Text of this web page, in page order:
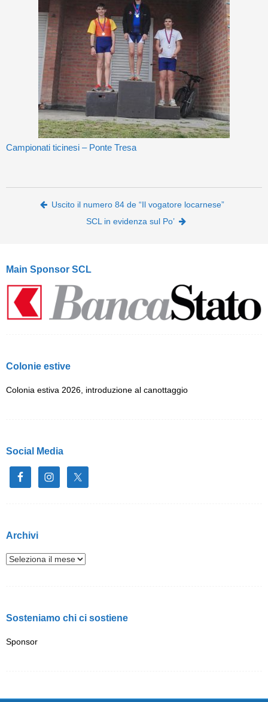
Campionati ticinesi – Ponte Tresa
Post navigation
Uscito il numero 84 de “Il vogatore locarnese”
SCL in evidenza sul Po’
Main Sponsor SCL
Colonie estive
Colonia estiva 2026, introduzione al canottaggio
Social Media
Archivi
Sosteniamo chi ci sostiene
Sponsor